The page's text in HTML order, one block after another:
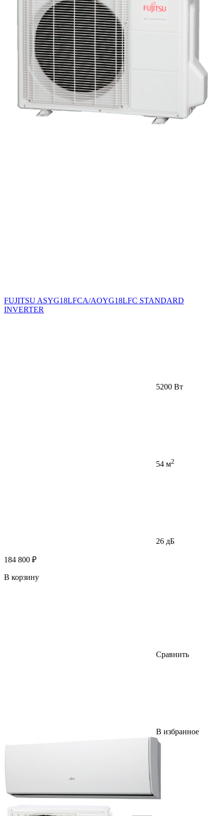
FUJITSU ASYG18LFCA/AOYG18LFC STANDARD
INVERTER
5200 Вт
54 м2
26 дБ
184 800 ₽
В корзину
Сравнить
В избранное